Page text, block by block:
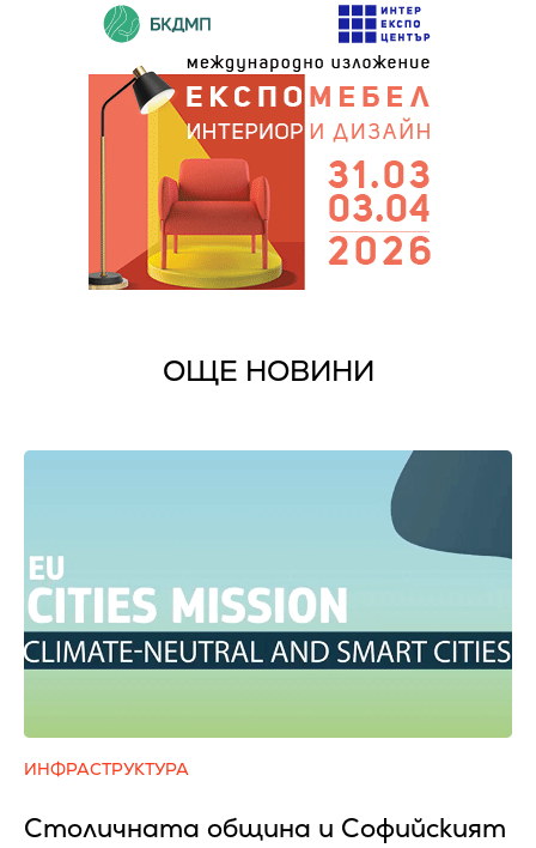
ОЩЕ НОВИНИ
ИНФРАСТРУКТУРА
Столичната община и Софийският